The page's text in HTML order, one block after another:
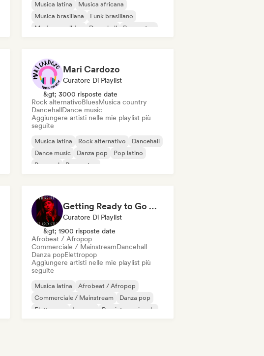
Musica latina
Musica africana
Musica brasiliana
Funk brasiliano
Musica caraibica
Dancehall
Reggaeton
Mari Cardozo
Curatore Di Playlist
&gt; 3000 risposte date
Rock alternativoBluesMusica country
DancehallDance music
Aggiungere artisti nelle mie playlist più
seguite
Musica latina Rock alternativo
Dancehall
Dance music
Danza pop
Pop latino
Pop soul
Reggaeton
Getting Ready to Go Out 🍒💋
Curatore Di Playlist
&gt; 1900 risposte date
Afrobeat / Afropop
Commerciale / MainstreamDancehall
Danza popElettropop
Aggiungere artisti nelle mie playlist più
seguite
Musica latina
Afrobeat / Afropop
Commerciale / Mainstream
Danza pop
Elettropop
Iperpop
Pop internazionale